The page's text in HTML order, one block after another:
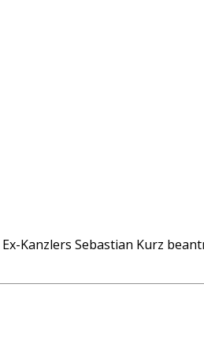
Kanzlers Sebastian Kurz